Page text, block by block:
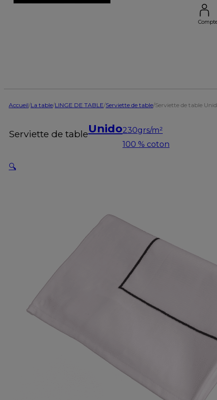
Accueil/La table/LINGE DE TABLE/Serviette de table/Serviette de table
Serviette de tableUnido230grs/m²
100 % coton
🔍